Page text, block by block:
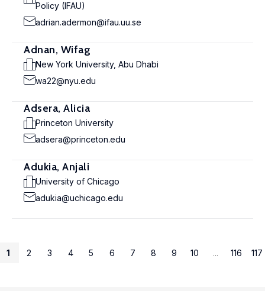
Policy (IFAU)
adrian.adermon@ifau.uu.se
Adnan, Wifag
New York University, Abu Dhabi
wa22@nyu.edu
Adsera, Alicia
Princeton University
adsera@princeton.edu
Adukia, Anjali
University of Chicago
adukia@uchicago.edu
1 2 3 4 5 6 7 8 9 10 ... 116 117